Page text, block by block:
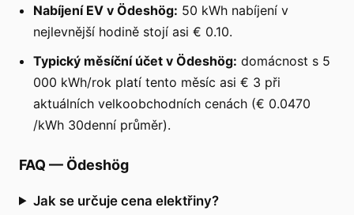
Nabíjení EV v Ödeshög: 50 kWh nabíjení v
nejlevnější hodině stojí asi € 0.10.
Typický měsíční účet v Ödeshög: domácnost s 5
000 kWh/rok platí tento měsíc asi € 3 při
aktuálních velkoobchodních cenách (€ 0.0470
/kWh 30denní průměr).
FAQ — Ödeshög
Jak se určuje cena elektřiny?